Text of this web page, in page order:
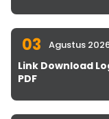
03 Agustus
Link Download
PDF